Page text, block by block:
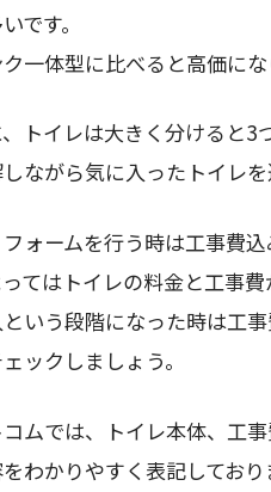
です。
一体型に比べると高価にな
トイレは大きく分けると3
ながら気に入ったトイレ
ォームを行う時は工事費
てはトイレの料金と工事
いう段階になった時は工
ックしましょう。
ムでは、トイレ本体、工
わかりやすく表記しており